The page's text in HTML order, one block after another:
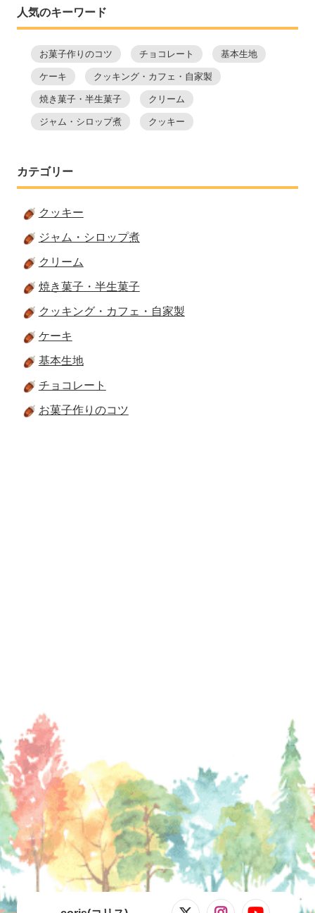
人気のキーワード
お菓子作りのコツ チョコレート 基本生地
ケーキ クッキング・カフェ・自家製
焼き菓子・半生菓子 クリーム
ジャム・シロップ煮 クッキー
カテゴリー
クッキー
ジャム・シロップ煮
クリーム
焼き菓子・半生菓子
クッキング・カフェ・自家製
ケーキ
基本生地
チョコレート
お菓子作りのコツ